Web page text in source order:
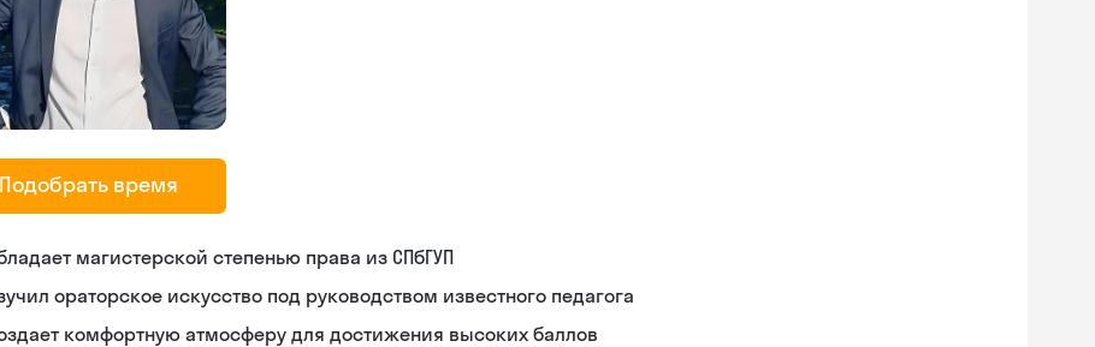
Подобрать время
магистерской степенью права из СПбГУП
ораторское искусство под руководством известного педагога
комфортную атмосферу для достижения высоких баллов